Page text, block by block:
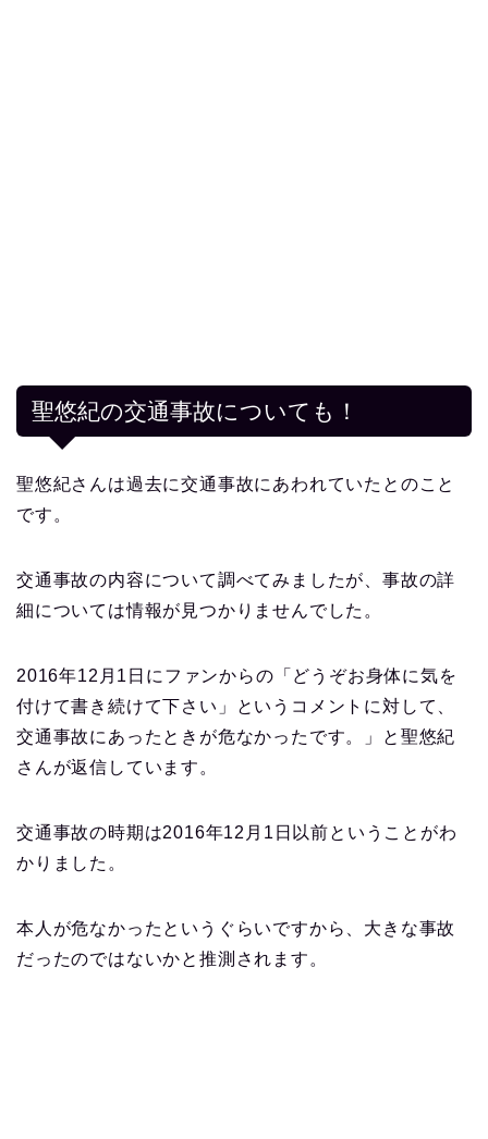
聖悠紀の交通事故についても！
聖悠紀さんは過去に交通事故にあわれていたとのこと
です。
交通事故の内容について調べてみましたが、事故の詳
細については情報が見つかりませんでした。
2016年12月1日にファンからの「どうぞお身体に気を
付けて書き続けて下さい」というコメントに対して、
交通事故にあったときが危なかったです。」と聖悠紀
さんが返信しています。
交通事故の時期は2016年12月1日以前ということがわ
かりました。
本人が危なかったというぐらいですから、大きな事故
だったのではないかと推測されます。